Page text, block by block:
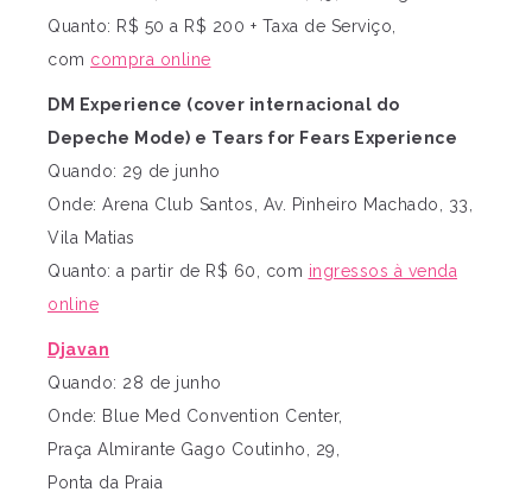
Quanto: R$ 50 a R$ 200 + Taxa de Serviço,
com compra online
DM Experience (cover internacional do
Depeche Mode) e Tears for Fears Experience
Quando: 29 de junho
Onde: Arena Club Santos, Av. Pinheiro Machado, 33,
Vila Matias
Quanto: a partir de R$ 60, com ingressos à venda
online
Djavan
Quando: 28 de junho
Onde: Blue Med Convention Center,
Praça Almirante Gago Coutinho, 29,
Ponta da Praia